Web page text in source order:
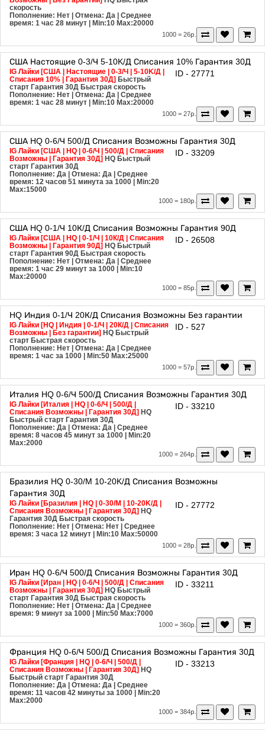
скорость
Пополнение: Нет | Отмена: Да | Среднее
время: 1 час 28 минут
| Min:10 Max:20000
1000 = 26р.
США Настоящие 0-3/Ч 5-10K/Д Списания 10% Гарантия 30Д
IG Лайки [США | Настоящие | 0-3/Ч | 5-10K/Д |
Списания 10% | Гарантия 30Д] Быстрый
старт Гарантия 30Д Быстрая скорость
Пополнение: Нет | Отмена: Да | Среднее
время: 1 час 28 минут
| Min:10 Max:20000
ID - 27771
1000 = 27р.
США HQ 0-6/Ч 500/Д Списания Возможны Гарантия 30Д
IG Лайки [США | HQ | 0-6/Ч | 500/Д | Списания
Возможны | Гарантия 30Д] HQ Быстрый
старт Гарантия 30Д
Пополнение: Да | Отмена: Да | Среднее
время: 12 часов 51 минута за 1000
| Min:20
Max:15000
ID - 33209
1000 = 180р.
США HQ 0-1/Ч 10К/Д Списания Возможны Гарантия 90Д
IG Лайки [США | HQ | 0-1/Ч | 10К/Д | Списания
Возможны | Гарантия 90Д] HQ Быстрый
старт Гарантия 90Д Быстрая скорость
Пополнение: Нет | Отмена: Да | Среднее
время: 1 час 29 минут за 1000
| Min:10
Max:20000
ID - 26508
1000 = 85р.
HQ Индия 0-1/Ч 20К/Д Списания Возможны Без гарантии
IG Лайки [HQ | Индия | 0-1/Ч | 20К/Д | Списания
Возможны | Без гарантии] HQ Быстрый
старт Быстрая скорость
Пополнение: Нет | Отмена: Да | Среднее
время: 1 час за 1000
| Min:50 Max:25000
ID - 527
1000 = 57р.
Италия HQ 0-6/Ч 500/Д Списания Возможны Гарантия 30Д
IG Лайки [Италия | HQ | 0-6/Ч | 500/Д |
Списания Возможны | Гарантия 30Д] HQ
Быстрый старт Гарантия 30Д
Пополнение: Да | Отмена: Да | Среднее
время: 8 часов 45 минут за 1000
| Min:20
Max:2000
ID - 33210
1000 = 264р.
Бразилия HQ 0-30/M 10-20K/Д Списания Возможны
Гарантия 30Д
IG Лайки [Бразилия | HQ | 0-30/M | 10-20K/Д |
Списания Возможны | Гарантия 30Д] HQ
Гарантия 30Д Быстрая скорость
Пополнение: Нет | Отмена: Нет | Среднее
время: 3 часа 12 минут
| Min:10 Max:50000
ID - 27772
1000 = 28р.
Иран HQ 0-6/Ч 500/Д Списания Возможны Гарантия 30Д
IG Лайки [Иран | HQ | 0-6/Ч | 500/Д | Списания
Возможны | Гарантия 30Д] HQ Быстрый
старт Гарантия 30Д Быстрая скорость
Пополнение: Нет | Отмена: Да | Среднее
время: 9 минут за 1000
| Min:50 Max:7000
ID - 33211
1000 = 360р.
Франция HQ 0-6/Ч 500/Д Списания Возможны Гарантия 30Д
IG Лайки [Франция | HQ | 0-6/Ч | 500/Д |
Списания Возможны | Гарантия 30Д] HQ
Быстрый старт Гарантия 30Д
Пополнение: Да | Отмена: Да | Среднее
время: 11 часов 42 минуты за 1000
| Min:20
Max:2000
ID - 33213
1000 = 384р.